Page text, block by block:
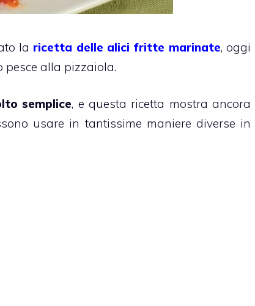
la ricetta delle alici fritte marinate, oggi
pesce alla pizzaiola.
semplice, e questa ricetta mostra ancora
usare in tantissime maniere diverse in